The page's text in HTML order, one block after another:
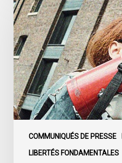
COMMUNIQUÉS DE PRESSE
LIBERTÉS FONDAMENTALES
se
joint
à
la
déclaration
de
la
société
civile
l’adoption